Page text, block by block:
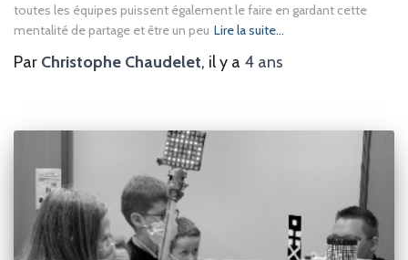
toutes les équipes puissent également le faire en gardant cette
mentalité de partage et être un peu Lire la suite…
Par Christophe Chaudelet, il y a 4 ans